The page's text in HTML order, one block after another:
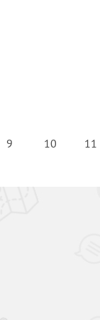
9 10 11